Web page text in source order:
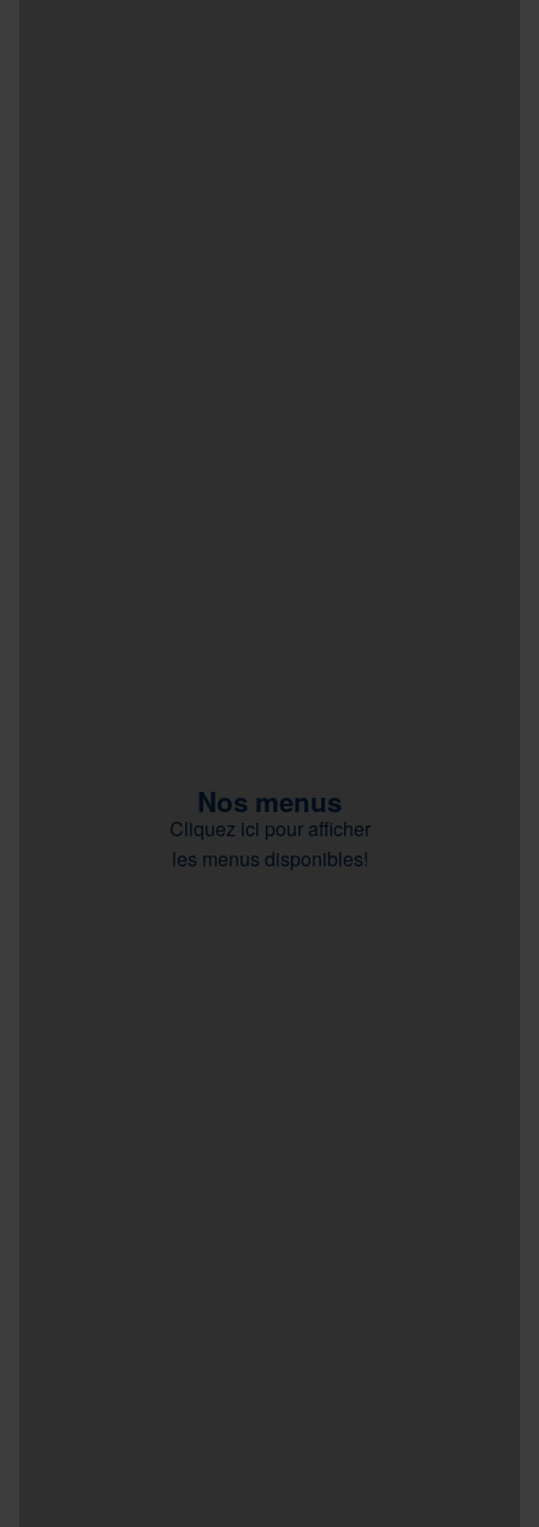
Nos menus
Cliquez ici pour afficher
les menus disponibles!